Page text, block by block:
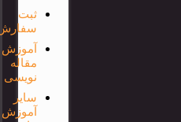
ثبت
سفارش
آموزش
نویسی
سایر
آموزش